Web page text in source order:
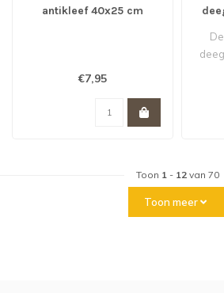
antikleef 40x25 cm
€7,95
Toon 1 - 12van 70
Toon meer